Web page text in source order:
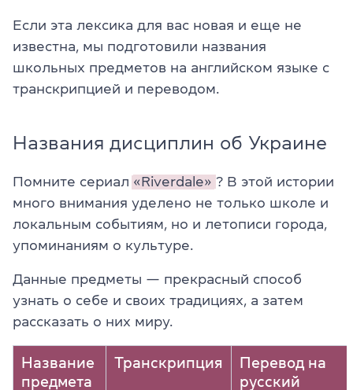
Если эта лексика для вас новая и еще не
известна, мы подготовили названия
школьных предметов на английском языке с
транскрипцией и переводом.
Названия дисциплин об Украине
Помните сериал «Riverdale» ? В этой истории
много внимания уделено не только школе и
локальным событиям, но и летописи города,
упоминаниям о культуре.
Данные предметы — прекрасный способ
узнать о себе и своих традициях, а затем
рассказать о них миру.
Название
предмета
Транскрипция
Перевод на
русский